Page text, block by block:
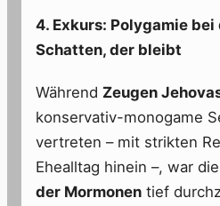
4. Exkurs: Polygamie bei
Schatten, der bleibt
Während Zeugen
konservativ-monogame
vertreten – mit strikten
Ehealltag hinein –, war die
der Mormonen tief